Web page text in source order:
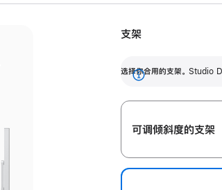
调节范围。
支架
选择你合用的支架。 Studio
展
开
可调倾斜度的支架